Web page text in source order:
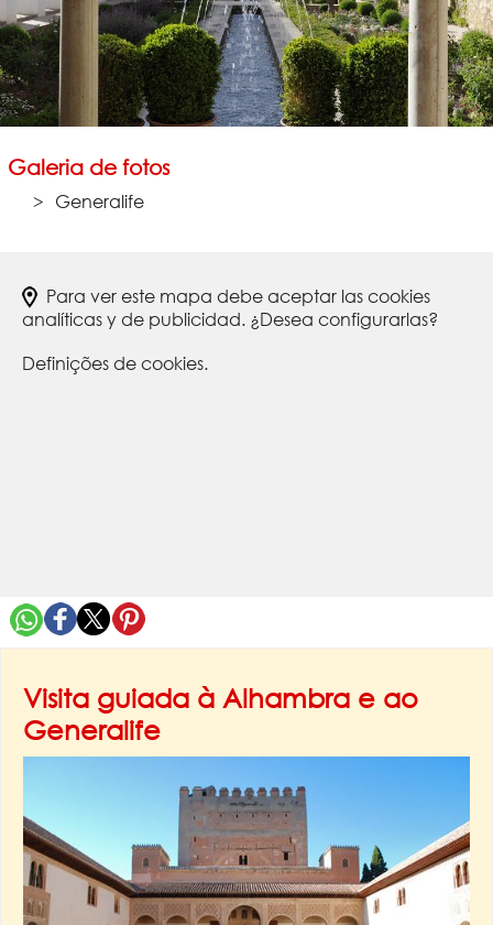
Galeria de fotos
Generalife
Para ver este mapa debe aceptar las cookies
analíticas y de publicidad. ¿Desea configurarlas?
Definições de cookies.
Visita guiada à Alhambra e ao
Generalife